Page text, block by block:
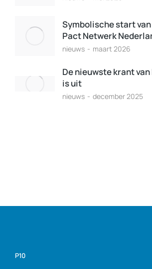
Symbolische start
Pact Netwerk
nieuws maart 2026
De nieuwste krant
is uit
nieuws december 2025
P10